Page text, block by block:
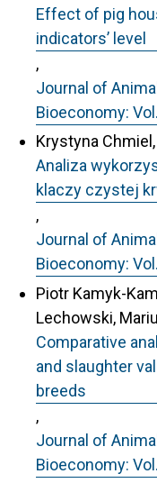
Effect of pig
indicators’ level
,
Journal of
Bioeconomy:
Krystyna
Analiza
klaczy czystej
,
Journal of
Bioeconomy:
Piotr Kamyk-
Lechowski,
Comparative
and slaughter
breeds
,
Journal of
Bioeconomy: